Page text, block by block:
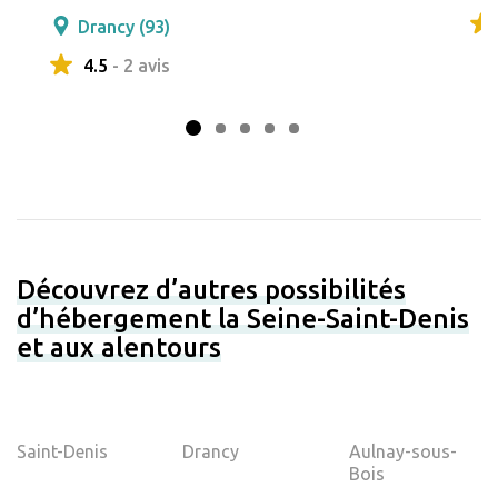
Drancy (93)
4.5 - 2 avis
Découvrez d’autres possibilités
d’hébergement la Seine-Saint-Denis
et aux alentours
Saint-Denis Drancy
Aulnay-sous-
Bois